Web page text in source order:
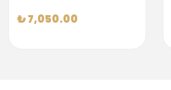
₺ 7,050.00